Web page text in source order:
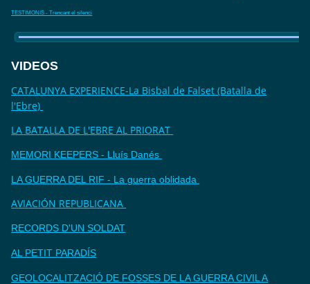
TESTIMONIS - Trencant el silenci
VIDEOS
CATALUNYA EXPERIENCE-La Bisbal de Falset (Batalla de
l'Ebre)
LA BATALLA DE L'EBRE AL PRIORAT
MEMORI KEEPERS - Lluís Danés
LA GUERRA DEL RIF - La guerra oblidada
AVIACIÓN REPUBLICANA
RECORDS D'UN SOLDAT
AL PETIT PARADÍS
GEOLOCALITZACIÓ DE FOSSES DE LA GUERRA CIVIL A